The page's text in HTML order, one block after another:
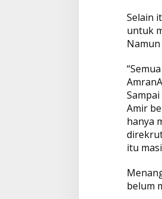
Selain
untuk
Amir
hanya
itu
belum